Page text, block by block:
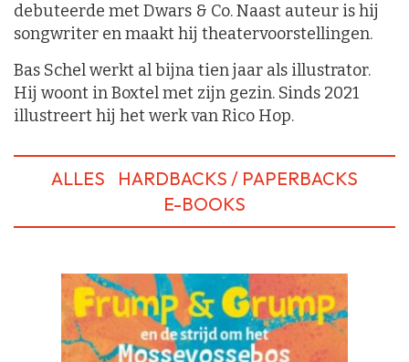
debuteerde met Dwars & Co. Naast auteur is hij
songwriter en maakt hij theatervoorstellingen.
Bas Schel werkt al bijna tien jaar als illustrator.
Hij woont in Boxtel met zijn gezin. Sinds 2021
illustreert hij het werk van Rico Hop.
ALLES
HARDBACKS / PAPERBACKS
E-BOOKS